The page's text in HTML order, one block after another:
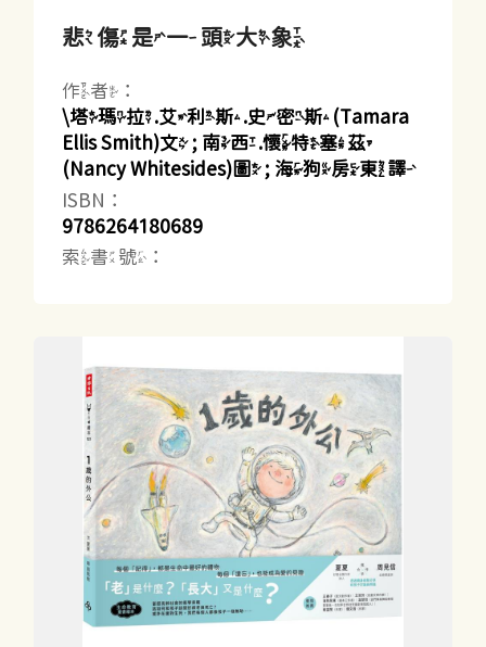
悲傷是一頭大象
作者：
\塔瑪拉.艾利斯.史密斯(Tamara
Ellis Smith)文 ; 南西.懷特塞茲
(Nancy Whitesides)圖 ; 海狗房東譯
ISBN：
9786264180689
索書號：